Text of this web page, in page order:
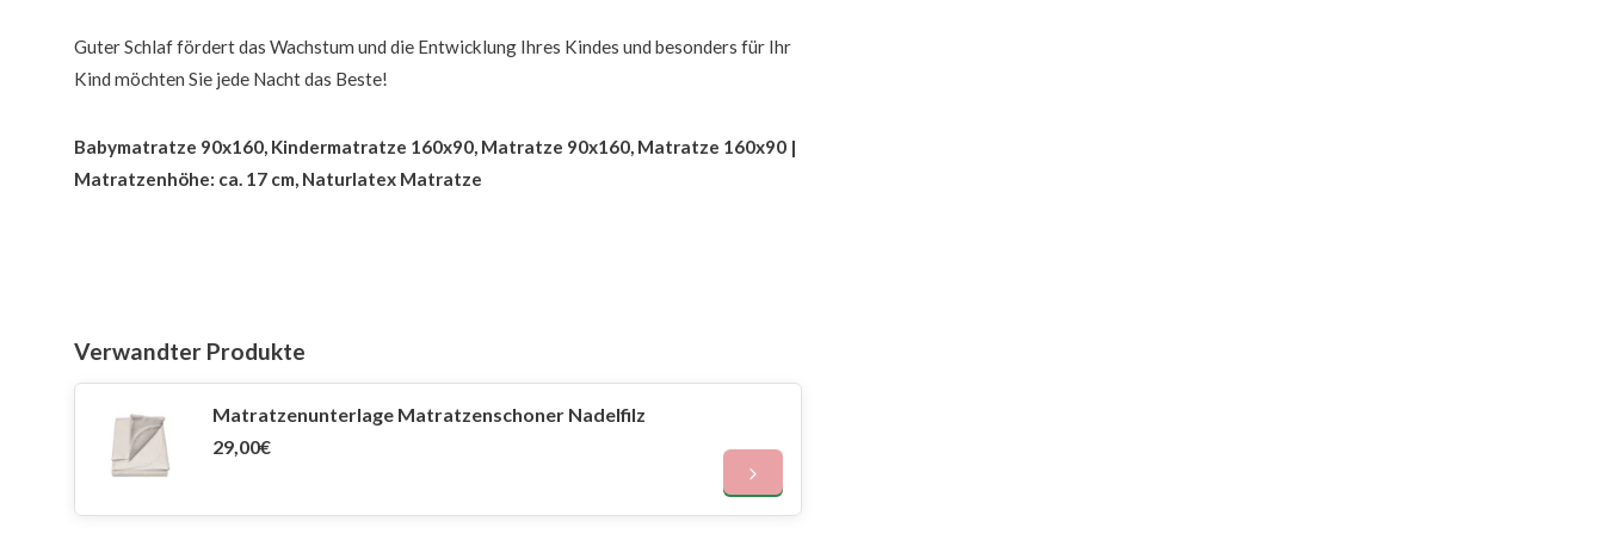
Guter Schlaf fördert das Wachstum und die Entwicklung Ihres Kindes und besonders für Ihr
Kind möchten Sie jede Nacht das Beste!
Babymatratze 90x160, Kindermatratze 160x90, Matratze 90x160, Matratze 160x90 |
Matratzenhöhe: ca. 17 cm, Naturlatex Matratze
Verwandter Produkte
Matratzenunterlage Matratzenschoner Nadelfilz
29,00€